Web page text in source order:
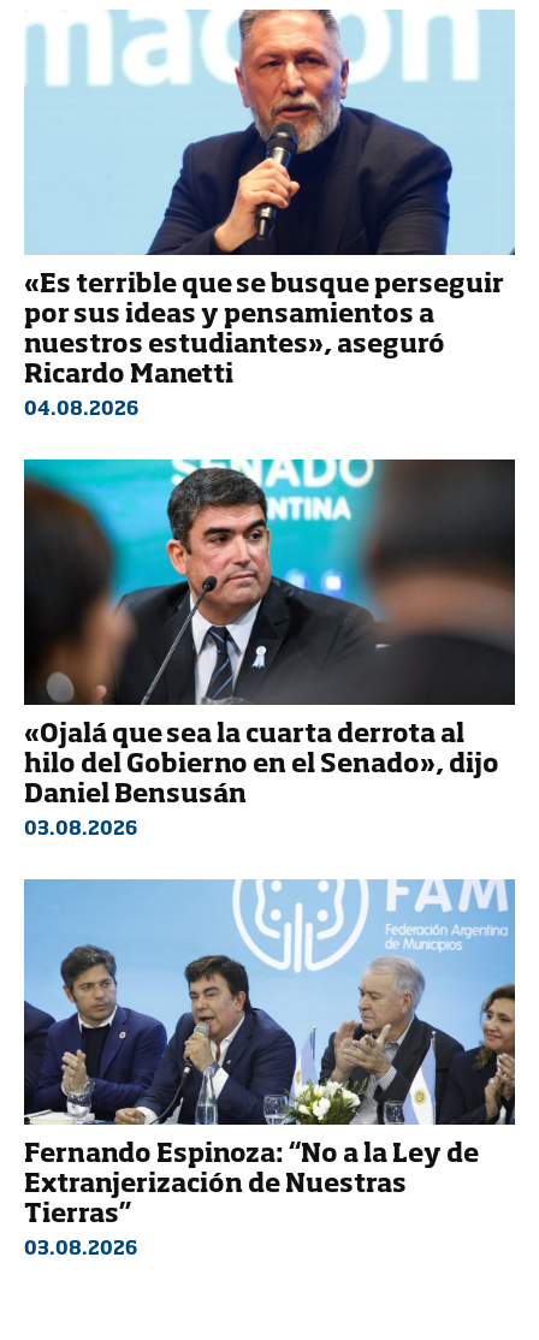
«Es terrible que se busque perseguir
por sus ideas y pensamientos a
nuestros estudiantes», aseguró
Ricardo Manetti
04.08.2026
«Ojalá que sea la cuarta derrota al
hilo del Gobierno en el Senado», dijo
Daniel Bensusán
03.08.2026
Fernando Espinoza: “No a la Ley de
Extranjerización de Nuestras
Tierras”
03.08.2026